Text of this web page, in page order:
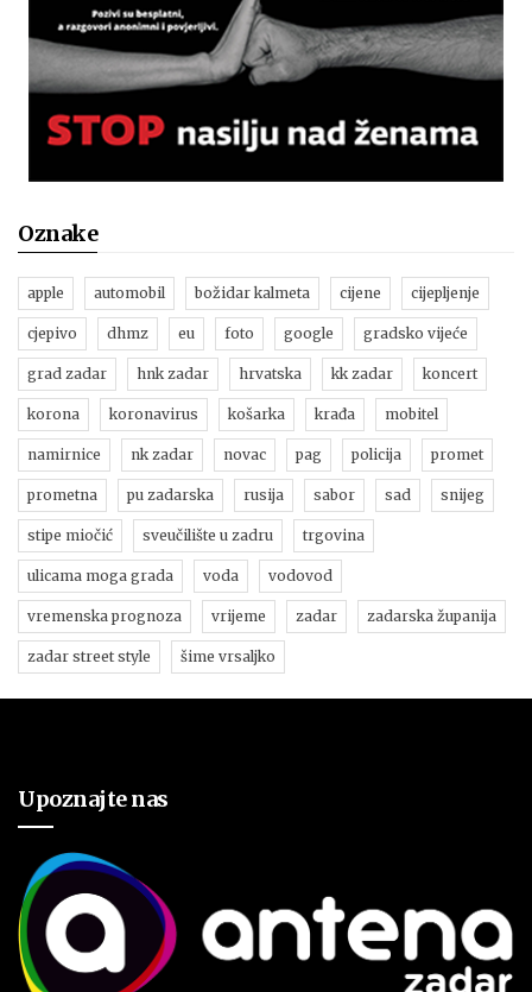
Oznake
apple automobil božidar kalmeta cijene cijepljenje
cjepivo dhmz eu foto google gradsko vijeće
grad zadar hnk zadar hrvatska kk zadar koncert
korona koronavirus košarka krađa mobitel
namirnice nk zadar novac pag policija promet
prometna pu zadarska rusija sabor sad snijeg
stipe miočić sveučilište u zadru trgovina
ulicama moga grada voda vodovod
vremenska prognoza vrijeme zadar zadarska županija
zadar street style šime vrsaljko
Upoznajte nas